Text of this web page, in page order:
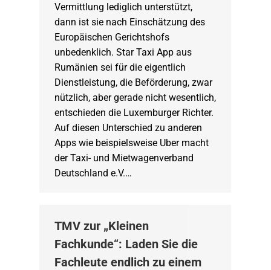
Vermittlung lediglich unterstützt,
dann ist sie nach Einschätzung des
Europäischen Gerichtshofs
unbedenklich. Star Taxi App aus
Rumänien sei für die eigentlich
Dienstleistung, die Beförderung, zwar
nützlich, aber gerade nicht wesentlich,
entschieden die Luxemburger Richter.
Auf diesen Unterschied zu anderen
Apps wie beispielsweise Uber macht
der Taxi- und Mietwagenverband
Deutschland e.V.…
TMV zur „Kleinen
Fachkunde“: Laden Sie die
Fachleute endlich zu einem